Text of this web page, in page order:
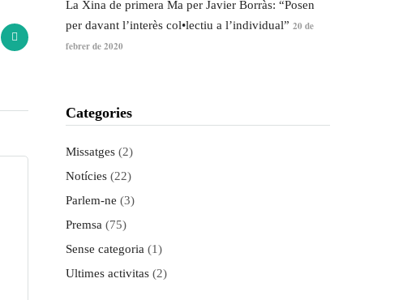
La Xina de primera Ma per Javier Borràs: “Posen
per davant l’interès col•lectiu a l’individual” 20 de
febrer de 2020
Categories
Missatges (2)
Notícies (22)
Parlem-ne (3)
Premsa (75)
Sense categoria (1)
Ultimes activitas (2)